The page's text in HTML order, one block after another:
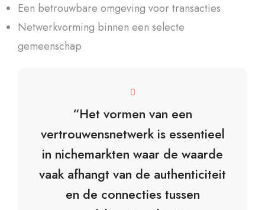
Een betrouwbare omgeving voor transacties
Netwerkvorming binnen een selecte
gemeenschap
“Het vormen van een
vertrouwensnetwerk is essentieel
in nichemarkten waar de waarde
vaak afhangt van de authenticiteit
en de connecties tussen